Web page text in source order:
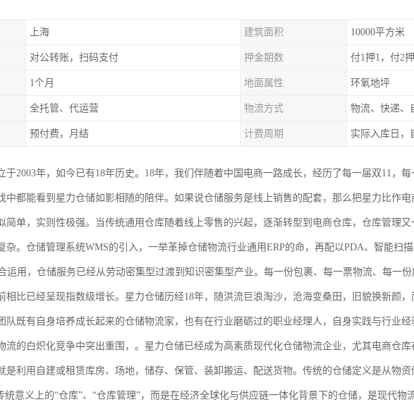
上海 建筑面积 10000平方米
对公转账，扫码支付 押金期数 付1押1，付2
1个月 地面属性 环氧地坪
全托管、代运营 物流方式 物流、快递、
预付费，月结 计费周期 实际入库日，
于2003年，如今已有18年历史。18年，我们伴随着中国电商一路成长，经历了每一届双11，
中都能看到星力仓储如影相随的陪伴。如果说仓储服务是线上销售的配套，那么把星力比作电
简单，实则性极强。当传统通用仓库随着线上零售的兴起，逐渐转型到电商仓库，仓库管理
杂。仓储管理系统WMS的引入，一举革掉仓储物流行业通用ERP的命，再配以PDA、智能扫
运用，仓储服务已经从劳动密集型过渡到知识密集型产业。每一份包裹、每一票物流、每一
相比已经呈现指数级增长。星力仓储历经18年，随洪流巨浪淘沙，沧海变桑田，旧貌换新颜
队既有自身培养成长起来的仓储物流家，也有在行业磨砺过的职业经理人，自身实践与行业
流的白炽化竞争中突出重围，。星力仓储已经成为高素质现代化仓储物流企业，尤其电商仓库
是利用自建或租赁库房、场地，储存、保管、装卸搬运、配送货物。传统的仓储定义是从物
统意义上的“仓库”、“仓库管理”，而是在经济全球化与供应链一体化背景下的仓储，是现代物